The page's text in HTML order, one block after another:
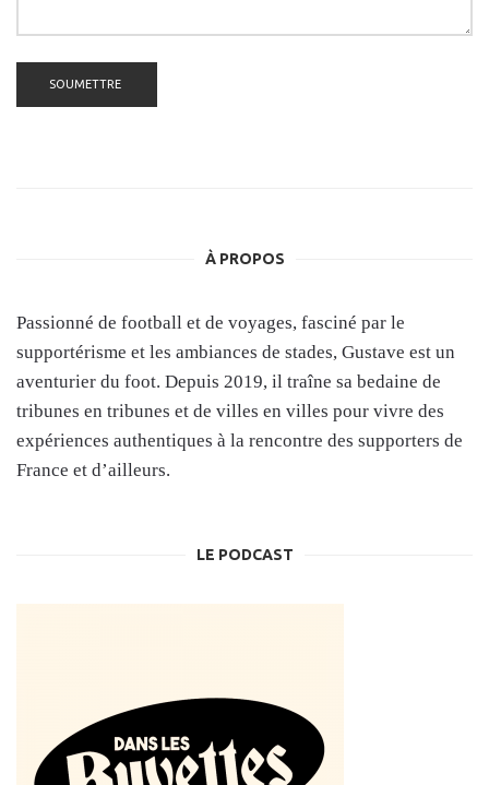
À PROPOS
Passionné de football et de voyages, fasciné par le
supportérisme et les ambiances de stades, Gustave est un
aventurier du foot. Depuis 2019, il traîne sa bedaine de
tribunes en tribunes et de villes en villes pour vivre des
expériences authentiques à la rencontre des supporters de
France et d’ailleurs.
LE PODCAST